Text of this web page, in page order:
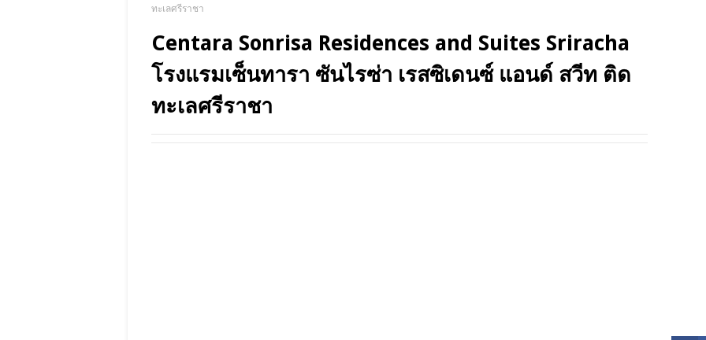
ทะเลศรีราชา
Centara Sonrisa Residences and Suites Sriracha
โรงแรมเซ็นทารา ซันไรซ่า เรสซิเดนซ์ แอนด์ สวีท ติด
ทะเลศรีราชา